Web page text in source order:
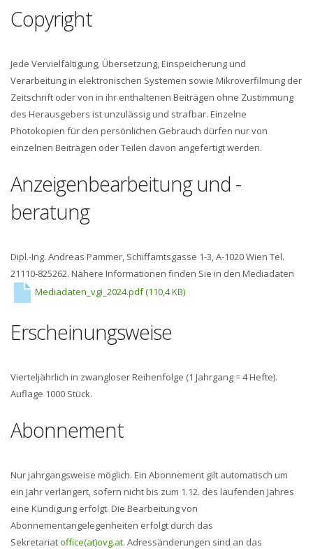
Copyright
Jede Vervielfältigung, Übersetzung, Einspeicherung und
Verarbeitung in elektronischen Systemen sowie Mikroverfilmung der
Zeitschrift oder von in ihr enthaltenen Beiträgen ohne Zustimmung
des Herausgebers ist unzulässig und strafbar. Einzelne
Photokopien für den persönlichen Gebrauch dürfen nur von
einzelnen Beiträgen oder Teilen davon angefertigt werden.
Anzeigenbearbeitung und -
beratung
Dipl.-Ing. Andreas Pammer, Schiffamtsgasse 1-3, A-1020 Wien Tel.
21110-825262. Nähere Informationen finden Sie in den Mediadaten
Mediadaten_vgi_2024.pdf(110,4 KB)
Erscheinungsweise
Vierteljährlich in zwangloser Reihenfolge (1 Jahrgang = 4 Hefte).
Auflage 1000 Stück.
Abonnement
Nur jahrgangsweise möglich. Ein Abonnement gilt automatisch um
ein Jahr verlängert, sofern nicht bis zum 1.12. des laufenden Jahres
eine Kündigung erfolgt. Die Bearbeitung von
Abonnementangelegenheiten erfolgt durch das
Sekretariatoffice(at)ovg.at. Adressänderungen sind an das